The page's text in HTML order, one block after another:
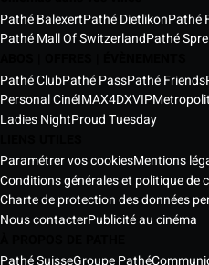
Pathé BalexertPathé DietlikonPathé
Pathé Mall Of SwitzerlandPathé
Pathé ClubPathé PassPathé Friends
Personal CinéIMAX4DXVIP
Ladies NightProud Tuesday
Paramétrer vos cookiesMentions
Conditions générales et politique de
Charte de protection des données
Nous contacterPublicité au cinéma
Pathé SuisseGroupe Pathé